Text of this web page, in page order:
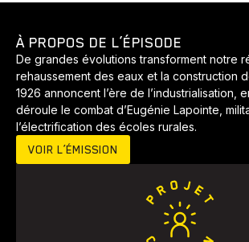
Animaux Avenir
À PROPOS DE L’ÉPISODE
De grandes évolutions transforment notre
rehaussement des eaux et la construction
1926 annoncent l’ère de l’industrialisation,
déroule le combat d’Eugénie Lapointe,
l’électrification des écoles rurales.
VOIR L’ÉMISSION